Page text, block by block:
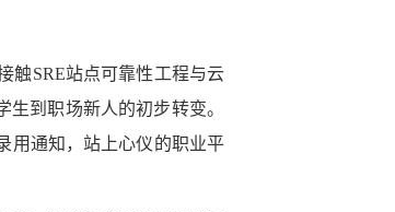
触SRE站点可靠性工程与云
到职场新人的初步转变。
用通知，站上心仪的职业平